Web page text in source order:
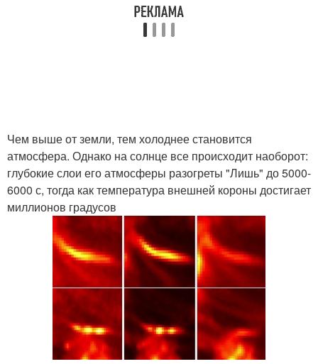
Чем выше от земли, тем холоднее становится
атмосфера. Однако на солнце все происходит наоборот:
глубокие слои его атмосферы разогреты "Лишь" до 5000-
6000 с, тогда как температура внешней короны достигает
миллионов градусов